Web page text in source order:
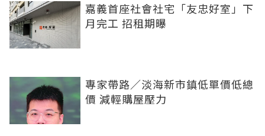
嘉義首座社會社宅「友忠好室」下
月完工 招租期曝
專家帶路／淡海新市鎮低單價低總
價 減輕購屋壓力